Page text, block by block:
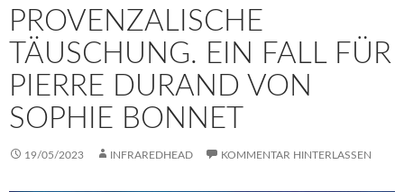
PROVENZALISCHE
TÄUSCHUNG. EIN FALL FÜR
PIERRE DURAND VON
SOPHIE BONNET
19/05/2023 INFRAREDHEAD KOMMENTAR HINTERLASSEN